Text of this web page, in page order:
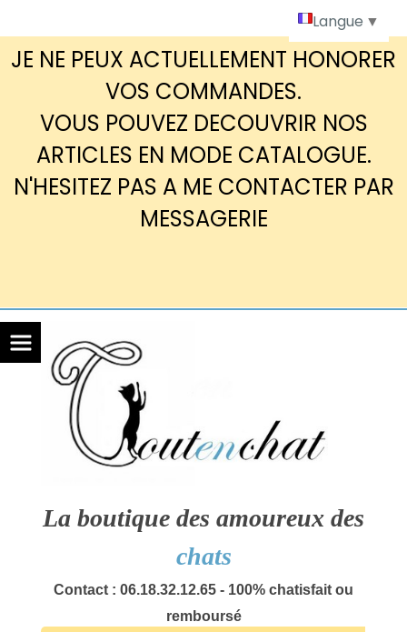
JE NE PEUX ACTUELLEMENT HONORER
VOS COMMANDES.
VOUS POUVEZ DECOUVRIR NOS
ARTICLES EN MODE CATALOGUE.
N'HESITEZ PAS A ME CONTACTER PAR
MESSAGERIE
La boutique des amoureux des
chats
Contact : 06.18.32.12.65 - 100% chatisfait ou
remboursé
Langue ▼